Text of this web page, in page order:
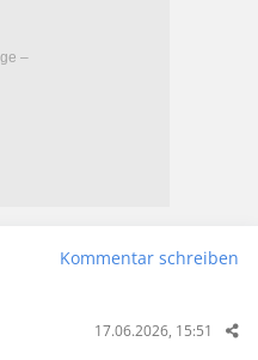
Kommentar schreiben
17.06.2026, 15:51